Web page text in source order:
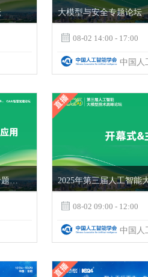
大模型与安全专题论坛
 08-02 14:00 - 17:00
通专结合的大模型技术创新及应用专题论坛
 08-02 09:00 - 12:00